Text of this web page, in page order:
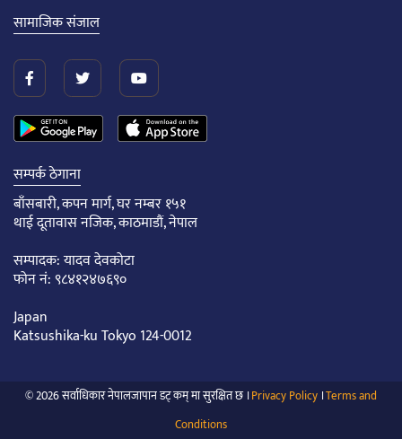
सामाजिक संजाल
सम्पर्क ठेगाना
बाँसबारी, कपन मार्ग, घर नम्बर १५१
थाई दूतावास नजिक, काठमाडौं, नेपाल
सम्पादक: यादव देवकोटा
फोन नं: ९८४१२४७६९०
Japan
Katsushika-ku Tokyo 124-0012
© 2026 सर्वाधिकार नेपालजापान डट् कम् मा सुरक्षित छ ।Privacy Policy ।Terms and
Conditions